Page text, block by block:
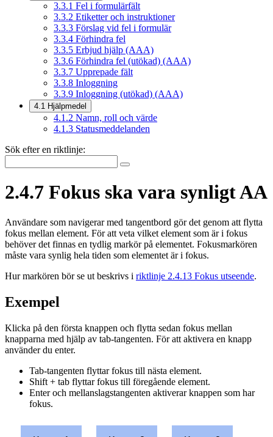
3.3.1 Fel i formulärfält
3.3.2 Etiketter och instruktioner
3.3.3 Förslag vid fel i formulär
3.3.4 Förhindra fel
3.3.5 Erbjud hjälp (AAA)
3.3.6 Förhindra fel (utökad) (AAA)
3.3.7 Upprepade fält
3.3.8 Inloggning
3.3.9 Inloggning (utökad) (AAA)
4.1 Hjälpmedel
4.1.2 Namn, roll och värde
4.1.3 Statusmeddelanden
Sök efter en riktlinje:
2.4.7 Fokus ska vara synligtAA
Användare som navigerar med tangentbord gör det genom att flytta
fokus mellan element. För att veta vilket element som är i fokus
behöver det finnas en tydlig markör på elementet. Fokusmarkören
måste vara synlig hela tiden som elementet är i fokus.
Hur markören bör se ut beskrivs i riktlinje 2.4.13 Fokus utseende.
Exempel
Klicka på den första knappen och flytta sedan fokus mellan
knapparna med hjälp av tab-tangenten. För att aktivera en knapp
använder du enter.
Tab-tangenten flyttar fokus till nästa element.
Shift + tab flyttar fokus till föregående element.
Enter och mellanslagstangenten aktiverar knappen som har
fokus.